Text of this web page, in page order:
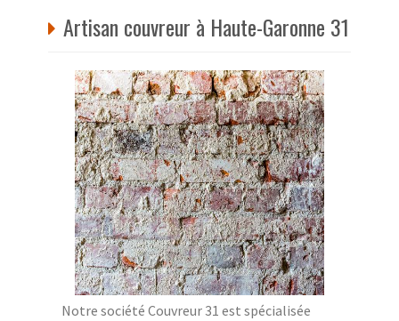
Artisan couvreur à Haute-Garonne 31
Notre société Couvreur 31 est spécialisée